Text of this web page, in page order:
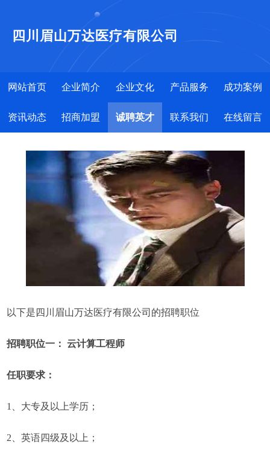
四川眉山万达医疗有限公司
网站首页 企业简介 企业文化 产品服务 成功案例
资讯动态 招商加盟 诚聘英才 联系我们 在线留言
以下是四川眉山万达医疗有限公司的招聘职位
招聘职位一： 云计算工程师
任职要求：
1、大专及以上学历；
2、英语四级及以上；